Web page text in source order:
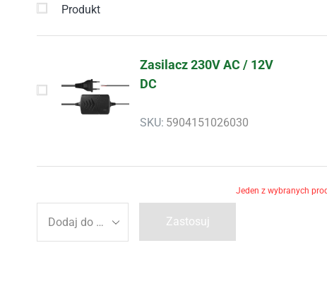
Produkt
Zasilacz 230V AC / 12V
DC
SKU: 5904151026030
Jeden z wybranych
Zastosuj